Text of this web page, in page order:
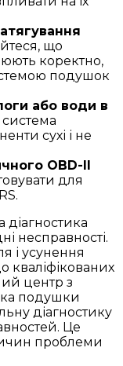
що
коректно,
подушок
або води в
сухі і не
OBD-II
для
діагностика
несправності.
і усунення
кваліфікованих
центр з
подушки
діагностику
Це
проблеми